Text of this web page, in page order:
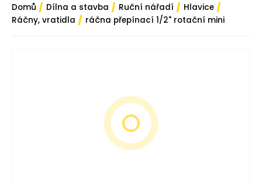
Domů / Dílna a stavba / Ruční nářadí / Hlavice /
Ráčny, vratidla / ráčna přepínací 1/2" rotační mini